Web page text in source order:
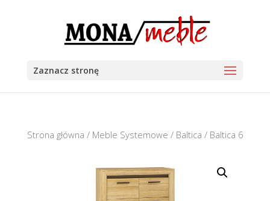
Zaznacz stronę
Strona główna / Meble Systemowe / Baltica / Baltica 6